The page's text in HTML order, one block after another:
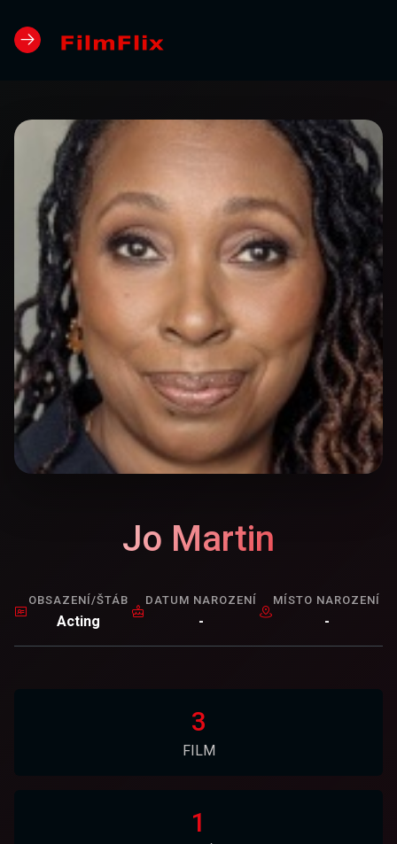
Jo Martin
OBSAZENÍ/ŠTÁB
Acting
DATUM NAROZENÍ
-
MÍSTO NAROZENÍ
-
3
FILM
1